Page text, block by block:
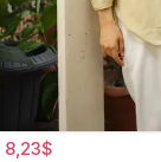
8,23$